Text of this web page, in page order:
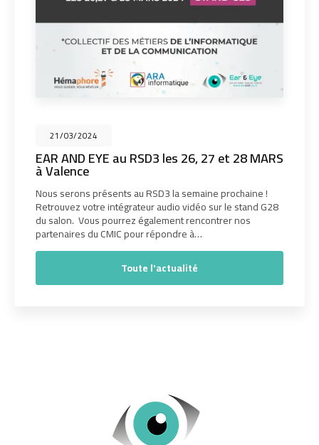
21/03/2024
EAR AND EYE au RSD3 les 26, 27 et 28 MARS
à Valence
Nous serons présents au RSD3 la semaine prochaine !
Retrouvez votre intégrateur audio vidéo sur le stand G28
du salon. Vous pourrez également rencontrer nos
partenaires du CMIC pour répondre à…
Toute l'actualité